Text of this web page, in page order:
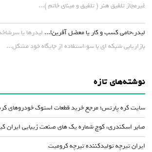
غیرمجاز تلفیق هنر ( تلفیق و مینای خاتم )...
لیدر،حامی کسب و کار یا معضل آفرین!... لیدرها یا
بازاریابی شبکه ای با سوءاستفاده از جایگاه خود مشکل...
نوشته‌های تازه
سایت کره پارتس؛ مرجع خرید قطعات استوک خودروهای
صابر اسکندری، کوچ شماره یک های صنعت زیبایی ایران
ایران تیرچه تولیدکننده تیرچه کرومیت